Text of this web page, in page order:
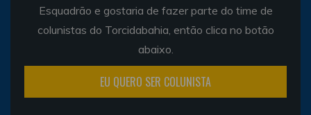
Esquadrão e gostaria de fazer parte do time de
colunistas do Torcidabahia, então clica no botão
abaixo.
EU QUERO SER COLUNISTA